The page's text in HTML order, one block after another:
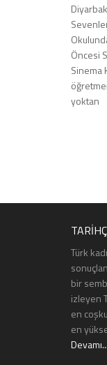
Öncesi
Sinema
yoktan
Türk
bir
izleyen
en
en
Devamı...